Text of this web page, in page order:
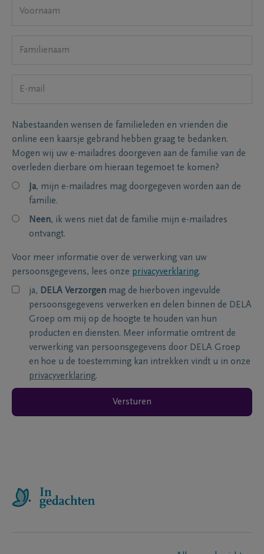
Nabestaanden wensen de familieleden en vrienden die
online een kaarsje gebrand hebben graag te bedanken.
Mogen wij uw e-mailadres doorgeven aan de familie van de
overleden dierbare om hieraan tegemoet te komen?
Ja, mijn e-mailadres mag doorgegeven worden aan de
familie.
Neen, ik wens niet dat de familie mijn e-mailadres
ontvangt.
Voor meer informatie over de verwerking van uw
persoonsgegevens, lees onze privacyverklaring.
ja, DELA Verzorgen mag de hierboven ingevulde
persoonsgegevens verwerken en delen binnen de DELA
Groep om mij op de hoogte te houden van hun
producten en diensten. Meer informatie omtrent de
verwerking van persoonsgegevens door DELA Groep
en hoe u de toestemming kan intrekken vindt u in onze
privacyverklaring.
Versturen